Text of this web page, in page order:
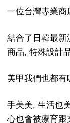
一位台灣專業
結合了日韓最新
商品, 特殊設計
美甲我們也都
手美美, 生活也
心也會被療育跟